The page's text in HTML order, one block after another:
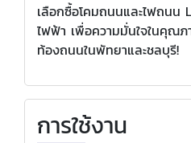
เลือกซื้อโคมถนนและไฟถนน
ไฟฟ้า เพื่อความมั่นใจในคุณ
ท้องถนนในพัทยาและชลบุรี!
การใช้งาน